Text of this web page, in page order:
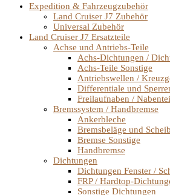
Expedition & Fahrzeugzubehör
Land Cruiser J7 Zubehör
Universal Zubehör
Land Cruiser J7 Ersatzteile
Achse und Antriebs-Teile
Achs-Dichtungen /
Achs-Teile Sonstige
Antriebswellen /
Differentiale und
Freilaufnaben /
Bremssystem / Handbremse
Ankerbleche
Bremsbeläge und
Bremse Sonstige
Handbremse
Dichtungen
Dichtungen Fenster /
FRP / Hardtop-
Sonstige Dichtungen